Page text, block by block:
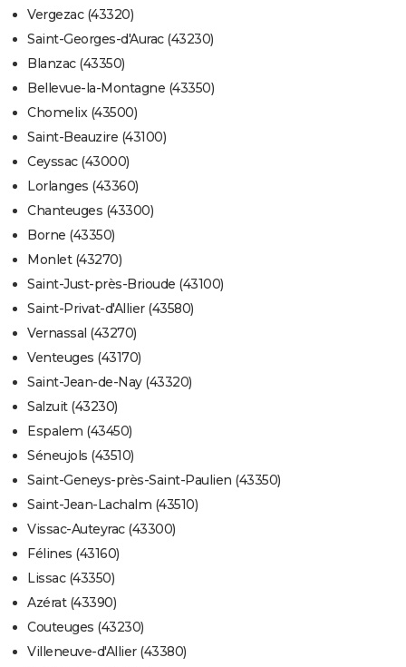
Vergezac (43320)
Saint-Georges-d'Aurac (43230)
Blanzac (43350)
Bellevue-la-Montagne (43350)
Chomelix (43500)
Saint-Beauzire (43100)
Ceyssac (43000)
Lorlanges (43360)
Chanteuges (43300)
Borne (43350)
Monlet (43270)
Saint-Just-près-Brioude (43100)
Saint-Privat-d'Allier (43580)
Vernassal (43270)
Venteuges (43170)
Saint-Jean-de-Nay (43320)
Salzuit (43230)
Espalem (43450)
Séneujols (43510)
Saint-Geneys-près-Saint-Paulien (43350)
Saint-Jean-Lachalm (43510)
Vissac-Auteyrac (43300)
Félines (43160)
Lissac (43350)
Azérat (43390)
Couteuges (43230)
Villeneuve-d'Allier (43380)